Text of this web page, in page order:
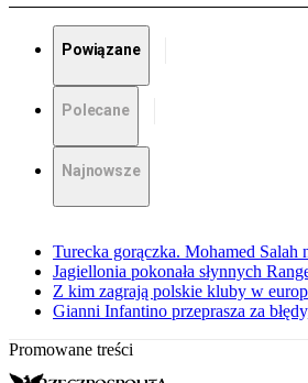
Powiązane
Polecane
Najnowsze
Turecka gorączka. Mohamed Salah
Jagiellonia pokonała słynnych
Z kim zagrają polskie kluby w
Gianni Infantino przeprasza za
Promowane treści